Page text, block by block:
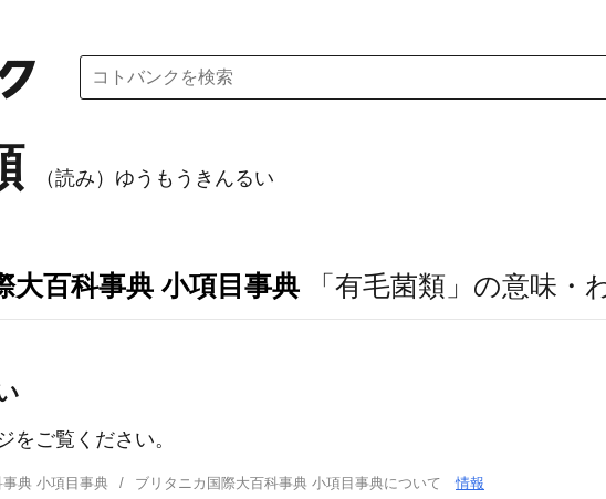
（読み）ゆうもうきんるい
大百科事典 小項目事典 「有毛菌類」の意味・
をご覧ください。
典 小項目事典 ブリタニカ国際大百科事典 小項目事典について情報